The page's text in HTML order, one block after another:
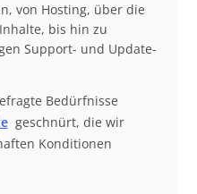
von Hosting, über die
bis hin zu
Support- und Update-
Bedürfnisse
geschnürt, die wir
Konditionen